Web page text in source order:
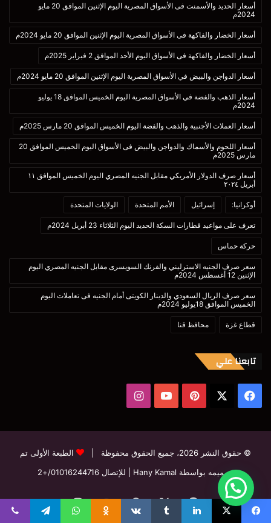
أسعار الحديد والأسمنت فى الأسواق المصرية اليوم الإثنين الموافق 20 مايو
2024م
أسعار الخضار والفاكهة فى الأسواق المصرية اليوم الإثنين الموافق 20 مايو 2024م
أسعار الخضار والفاكهة فى الأسواق اليوم الأحد الموافق 2 فبراير 2025م
أسعار الدواجن والبيض في الأسواق المصرية اليوم الإثنين الموافق 20 مايو 2024م
أسعار الذهب والفضة في الأسواق المصرية اليوم الخميس الموافق 18 يوليو
2024م
أسعار العملات الأجنبية والذهب والفضة اليوم الخميس الموافق 20 مارس 2025م
أسعار اللحوم والأسماك والدواجن والبيض فى الأسواق اليوم الخميس الموافق 20
مارس 2025م
أسعار صرف الدولار الأمريكي مقابل الجنيه المصري اليوم الخميس الموافق ١١
أبريل ٢٠٢٤
أوكرانيا: إسرائيل الأمم المتحدة الولايات المتحدة
تعرف على مواعيد قطارات السكة الحديد اليوم الثلاثاء 23 أبريل 2024م
حركة حماس
سعر صرف الجنيه الاسترليني والفرنك السويسرى مقابل الجنيه المصري اليوم
الإثنين 12 أغسطس 2024م
سعر صرف الريال السعودي والدينار الكويتى أمام الجنيه فى تعاملات اليوم
الخميس الموافق 18يوليو 2024م
قطاع غزة محافظ قنا
تابعنا علي
فيسبوك بينتيريست‫YouTube
© حقوق النشر 2026، جميع الحقوق محفوظة |
الطبعة الأولى تم
تصميمه بواسطة Hany Kamal
| للإتصال 01016244716/+2
فيسبوك
‫X بينتيريست‫YouTubeانستقرام